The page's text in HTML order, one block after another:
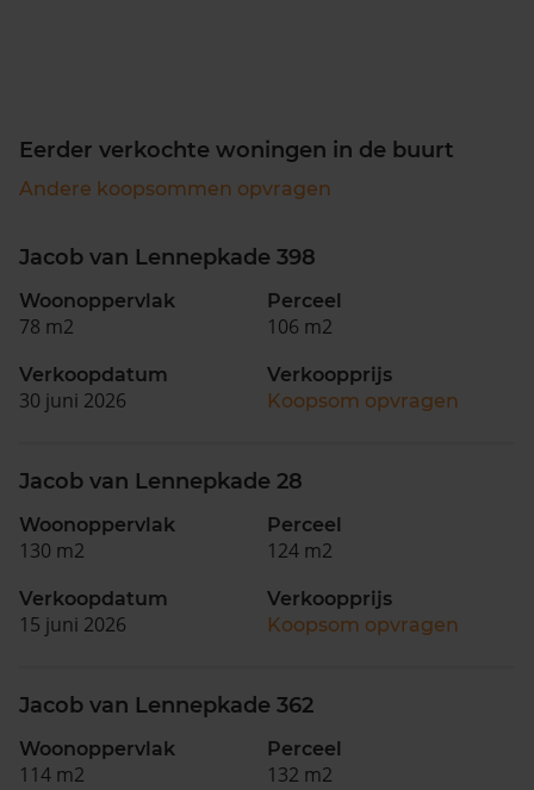
Eerder verkochte woningen in de buurt
Andere koopsommen opvragen
Jacob van Lennepkade 398
Woonoppervlak
78 m2
Perceel
106 m2
Verkoopdatum
30 juni 2026
Verkoopprijs
Koopsom opvragen
Jacob van Lennepkade 28
Woonoppervlak
130 m2
Perceel
124 m2
Verkoopdatum
15 juni 2026
Verkoopprijs
Koopsom opvragen
Jacob van Lennepkade 362
Woonoppervlak
114 m2
Perceel
132 m2